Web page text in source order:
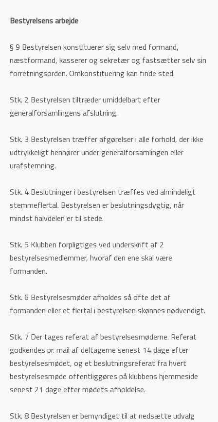
Bestyrelsens arbejde
§ 9 Bestyrelsen konstituerer sig selv med formand,
næstformand, kasserer og sekretær og fastsætter selv sin
forretningsorden. Omkonstituering kan finde sted.
Stk. 2 Bestyrelsen tiltræder umiddelbart efter
generalforsamlingens afslutning.
Stk. 3 Bestyrelsen træffer afgørelser i alle forhold, der ikke
udtrykkeligt henhører under generalforsamlingen eller
urafstemning.
Stk. 4 Beslutninger i bestyrelsen træffes ved almindeligt
stemmeflertal. Bestyrelsen er beslutningsdygtig, når
mindst halvdelen er til stede.
Stk. 5 Klubben forpligtiges ved underskrift af 2
bestyrelsesmedlemmer, hvoraf den ene skal være
formanden.
Stk. 6 Bestyrelsesmøder afholdes så ofte det af
formanden eller et flertal i bestyrelsen skønnes nødvendigt.
Stk. 7 Der tages referat af bestyrelsesmøderne. Referat
godkendes pr. mail af deltagerne senest 14 dage efter
bestyrelsesmødet, og et beslutningsreferat fra hvert
bestyrelsesmøde offentliggøres på klubbens hjemmeside
senest 21 dage efter mødets afholdelse.
Stk. 8 Bestyrelsen er bemyndiget til at nedsætte udvalg